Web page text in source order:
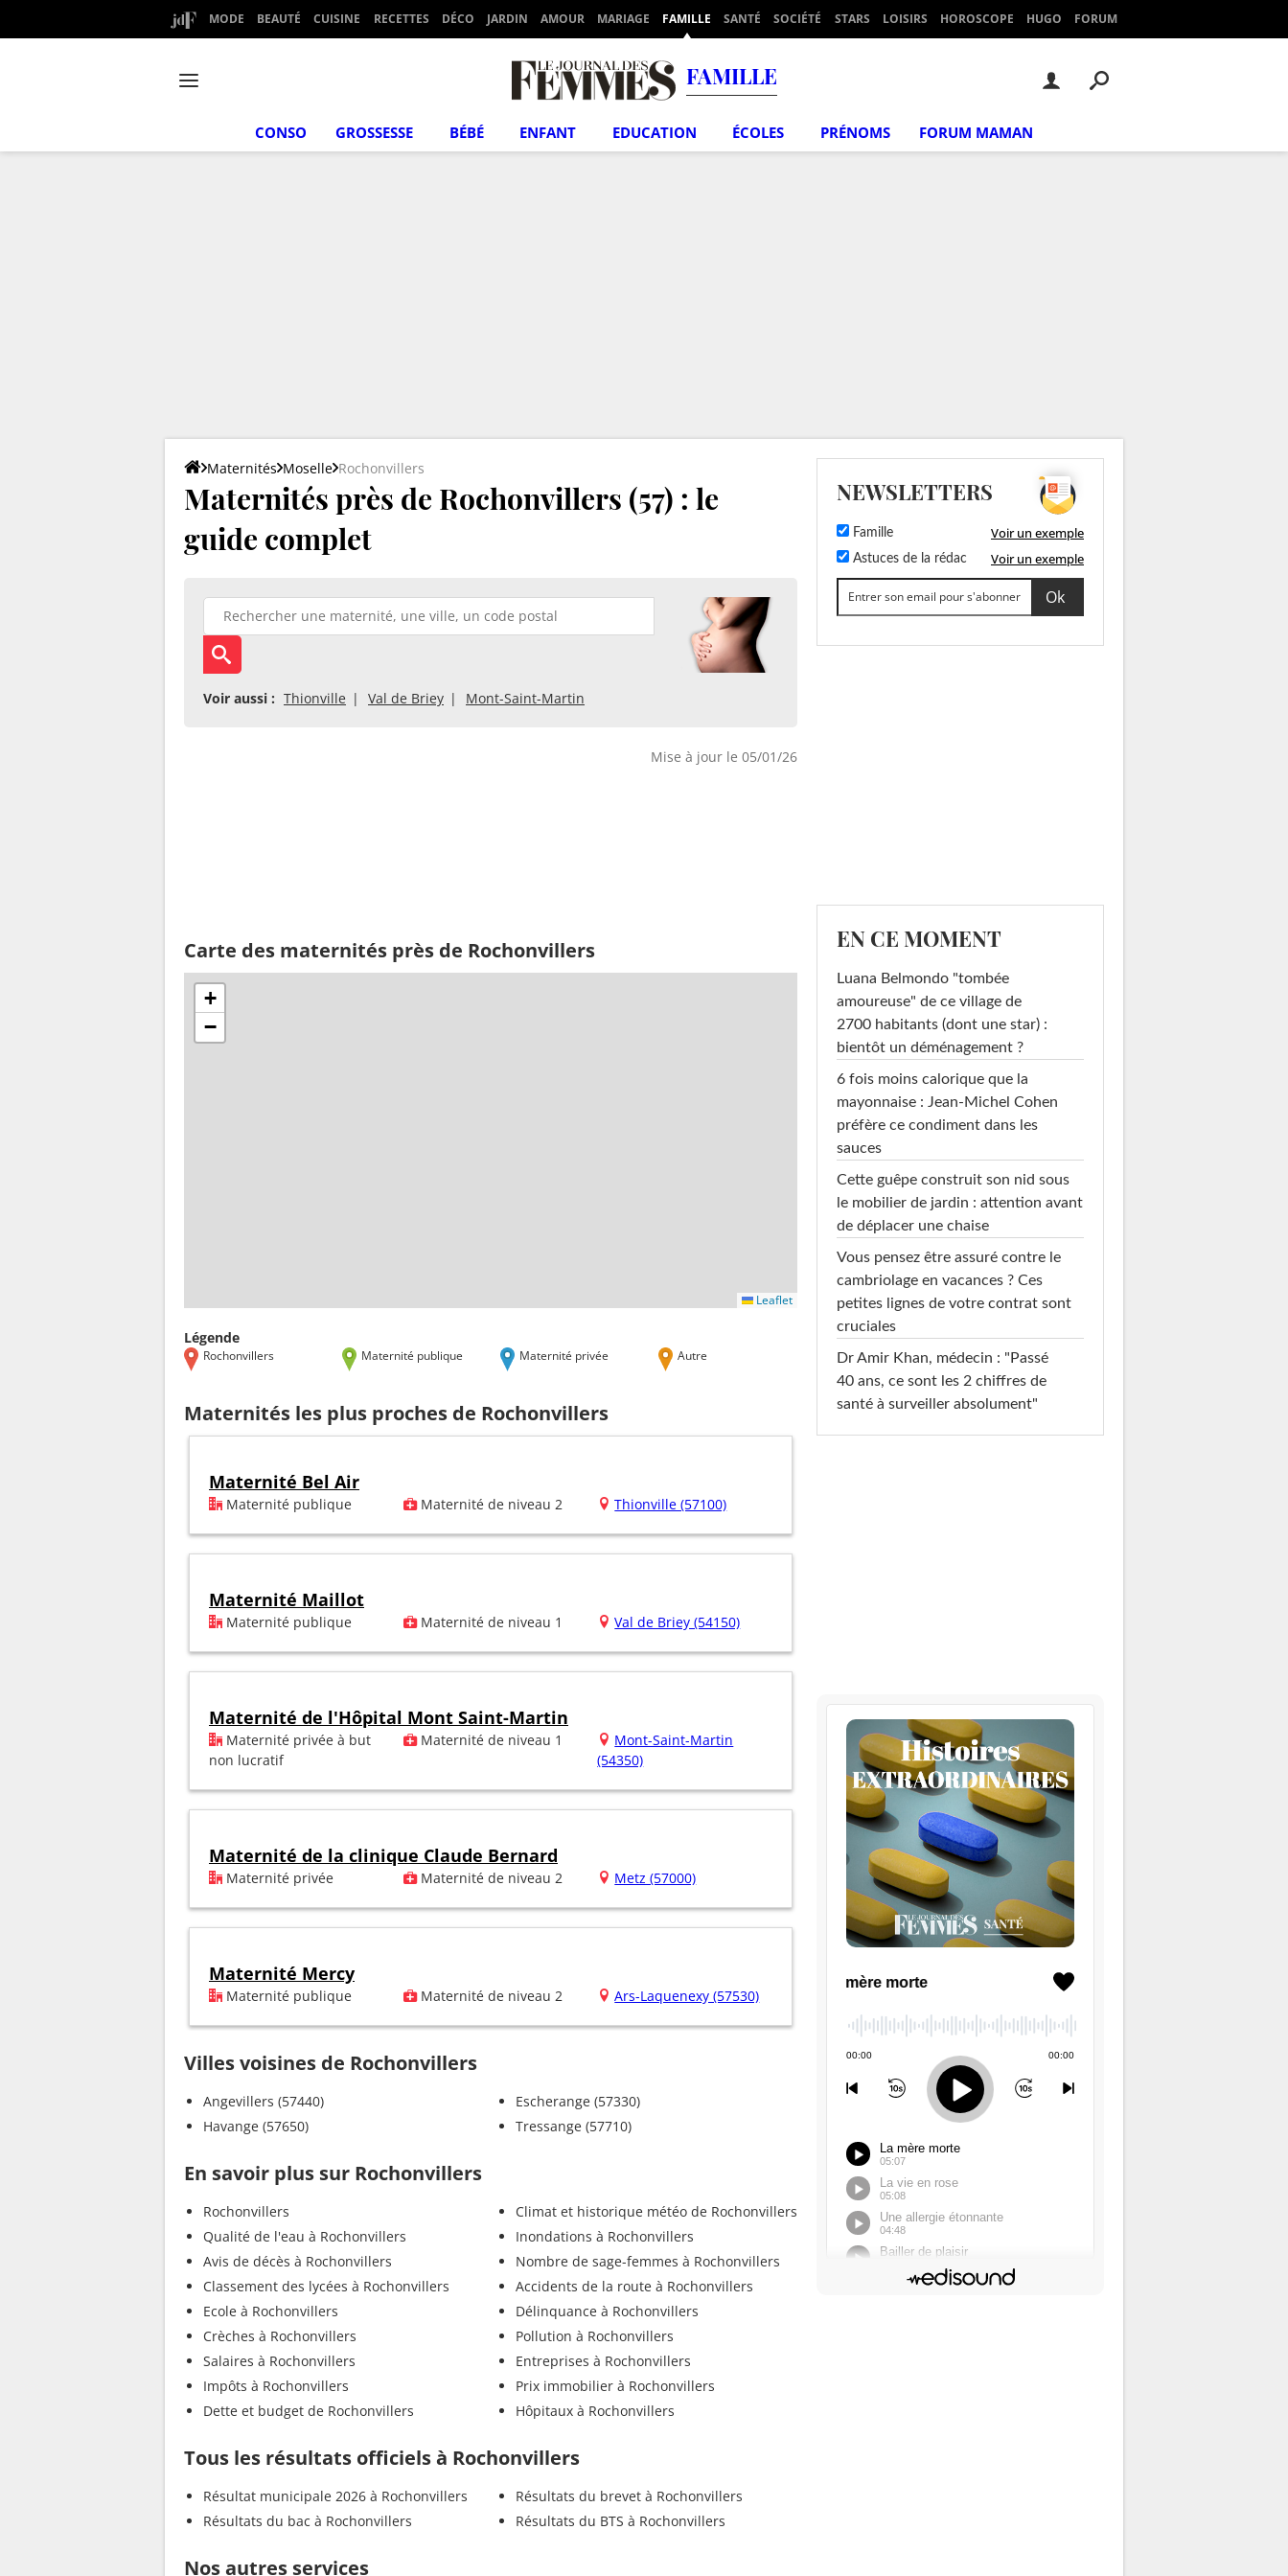
MODE BEAUTÉ CUISINE RECETTES DÉCO JARDIN AMOUR MARIAGE FAMILLE SANTÉ SOCIÉTÉ STARS LOISIRS HOROSCOPE HUGO FORUM
FAMILLE
CONSO GROSSESSE BÉBÉ ENFANT EDUCATION ÉCOLES PRÉNOMS FORUM MAMAN
Maternités Moselle Rochonvillers
Maternités près de Rochonvillers (57) : le
guide complet
Voir aussi : Thionville Val de Briey Mont-Saint-Martin
Mise à jour le 05/01/26
Carte des maternités près de Rochonvillers
+
−
Leaflet
Légende
Rochonvillers Maternité publique Maternité privée Autre
Maternités les plus proches de Rochonvillers
Maternité Bel Air
Maternité publique Maternité de niveau 2 Thionville (57100)
Maternité Maillot
Maternité publique Maternité de niveau 1 Val de Briey (54150)
Maternité de l'Hôpital Mont Saint-Martin
Maternité privée à but
non lucratif
Maternité de niveau 1
Mont-Saint-Martin
(54350)
Maternité de la clinique Claude Bernard
Maternité privée Maternité de niveau 2 Metz (57000)
Maternité Mercy
Maternité publique Maternité de niveau 2 Ars-Laquenexy (57530)
Villes voisines de Rochonvillers
Angevillers (57440)
Havange (57650)
Escherange (57330)
Tressange (57710)
En savoir plus sur Rochonvillers
Rochonvillers
Qualité de l'eau à Rochonvillers
Avis de décès à Rochonvillers
Classement des lycées à Rochonvillers
Ecole à Rochonvillers
Crèches à Rochonvillers
Salaires à Rochonvillers
Impôts à Rochonvillers
Dette et budget de Rochonvillers
Climat et historique météo de Rochonvillers
Inondations à Rochonvillers
Nombre de sage-femmes à Rochonvillers
Accidents de la route à Rochonvillers
Délinquance à Rochonvillers
Pollution à Rochonvillers
Entreprises à Rochonvillers
Prix immobilier à Rochonvillers
Hôpitaux à Rochonvillers
Tous les résultats officiels à Rochonvillers
Résultat municipale 2026 à Rochonvillers
Résultats du bac à Rochonvillers
Résultats du brevet à Rochonvillers
Résultats du BTS à Rochonvillers
Nos autres services
NEWSLETTERS
Famille Voir un exemple
Astuces de la rédac Voir un exemple
EN CE MOMENT
Luana Belmondo "tombée
amoureuse" de ce village de
2700 habitants (dont une star) :
bientôt un déménagement ?
6 fois moins calorique que la
mayonnaise : Jean-Michel Cohen
préfère ce condiment dans les
sauces
Cette guêpe construit son nid sous
le mobilier de jardin : attention avant
de déplacer une chaise
Vous pensez être assuré contre le
cambriolage en vacances ? Ces
petites lignes de votre contrat sont
cruciales
Dr Amir Khan, médecin : "Passé
40 ans, ce sont les 2 chiffres de
santé à surveiller absolument"